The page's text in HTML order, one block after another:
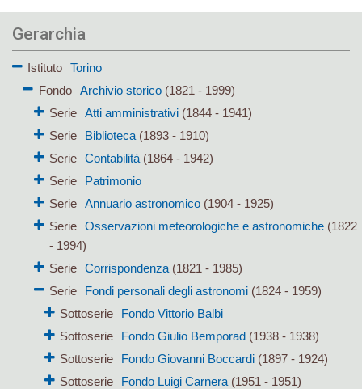
Gerarchia
Istituto
Torino
Fondo
Archivio storico(1821 - 1999)
Serie Atti amministrativi(1844 - 1941)
Serie
Biblioteca(1893 - 1910)
Serie Contabilità(1864 - 1942)
Serie
Patrimonio
Serie Annuario astronomico(1904 - 1925)
Serie Osservazioni meteorologiche e astronomiche(1822
- 1994)
Serie Corrispondenza(1821 - 1985)
Serie
Fondi personali degli astronomi(1824 - 1959)
Sottoserie
Fondo Vittorio Balbi
Sottoserie
Fondo Giulio Bemporad (1938 - 1938)
Sottoserie
Fondo Giovanni Boccardi (1897 - 1924)
Sottoserie
Fondo Luigi Carnera (1951 - 1951)